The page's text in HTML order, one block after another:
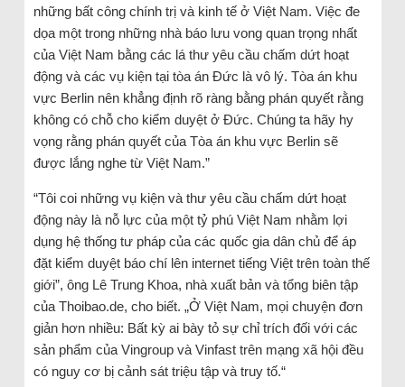
những bất công chính trị và kinh tế ở Việt Nam. Việc đe
dọa một trong những nhà báo lưu vong quan trọng nhất
của Việt Nam bằng các lá thư yêu cầu chấm dứt hoạt
động và các vụ kiện tại tòa án Đức là vô lý. Tòa án khu
vực Berlin nên khẳng định rõ ràng bằng phán quyết rằng
không có chỗ cho kiểm duyệt ở Đức. Chúng ta hãy hy
vọng rằng phán quyết của Tòa án khu vực Berlin sẽ
được lắng nghe từ Việt Nam.”
“Tôi coi những vụ kiện và thư yêu cầu chấm dứt hoạt
động này là nỗ lực của một tỷ phú Việt Nam nhằm lợi
dụng hệ thống tư pháp của các quốc gia dân chủ để áp
đặt kiểm duyệt báo chí lên internet tiếng Việt trên toàn thế
giới”, ông Lê Trung Khoa, nhà xuất bản và tổng biên tập
của Thoibao.de, cho biết. „Ở Việt Nam, mọi chuyện đơn
giản hơn nhiều: Bất kỳ ai bày tỏ sự chỉ trích đối với các
sản phẩm của Vingroup và Vinfast trên mạng xã hội đều
có nguy cơ bị cảnh sát triệu tập và truy tố.“